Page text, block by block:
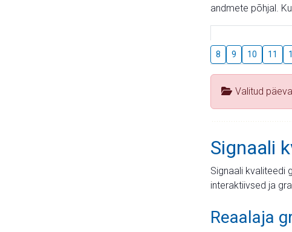
andmete põhjal.
8 9 10 11
Valitud
Signaali
Signaali kvaliteedi
interaktiivsed ja
Reaalaja